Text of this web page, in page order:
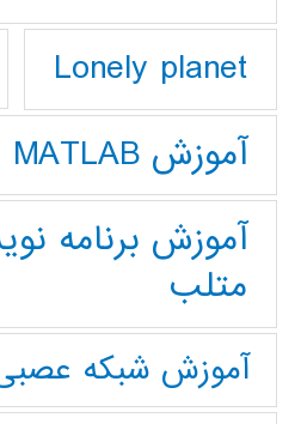
Lonely planet
آموزش MATLAB
آموزش برنامه
متلب
آموزش شبکه